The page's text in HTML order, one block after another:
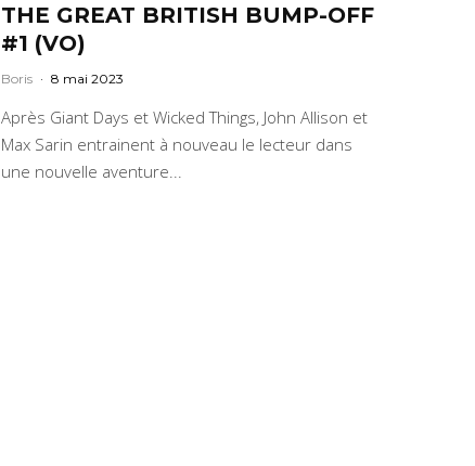
THE GREAT BRITISH BUMP-OFF
#1 (VO)
Boris · 8 mai 2023
Après Giant Days et Wicked Things, John Allison et
Max Sarin entrainent à nouveau le lecteur dans
une nouvelle aventure...